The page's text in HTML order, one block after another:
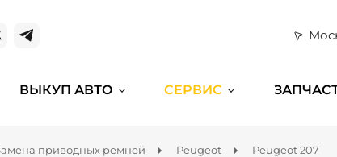
ВЫКУП АВТО СЕРВИС
приводных ремней Peugeot Peugeot 207